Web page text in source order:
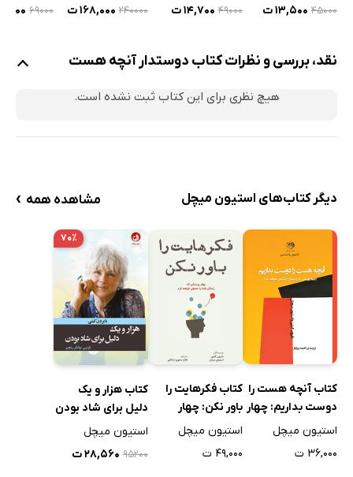
۴۵۰۰۰ ۱۳,۵۰۰ ت ۴۹۰۰۰ ۱۴,۷۰۰ ت ۲۴۰۰۰۰ ۱۶۸,۰۰۰ ت ۶۹۰۰۰
نقد، بررسی و نظرات کتاب دوستدار آنچه هست
هیچ نظری برای این کتاب ثبت نشده است.
دیگر کتاب‌های استیون میچل مشاهده همه ›
کتاب آنچه هست را
دوست بداریم: چهار
پرسشی که
خواهد کرد
استیون میچل
۳۶,۰۰۰ ت
کتاب فکرهایت را
باور نکن: چهار
پرسشی که زندگی
خواهد کرد
استیون میچل
۴۹,۰۰۰ ت
۷۰٪
کتاب هزار و یک‌
دلیل برای شاد‌ بودن
استیون میچل
۹۵۲۰۰ ۲۸,۵۶۰ ت